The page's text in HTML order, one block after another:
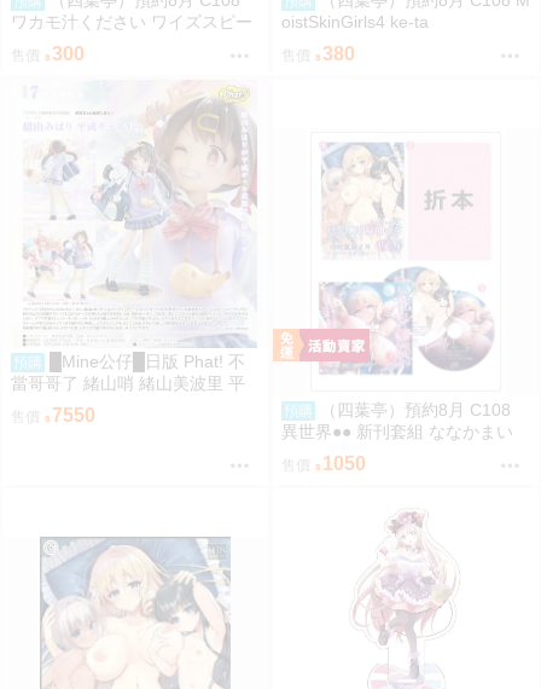
ワカモ汁ください ワイズスピー
售價 300
oistSkinGirls4 ke-ta
售價 380
預購
█Mine公仔█日版 Phat! 不
當哥哥了 緒山哨 緒山美波里 平
成辣妹 1/6 PVC D9283
售價 7550 預購
（四葉亭）預約8月 C108
異世界●● 新刊套組 ななかまい
售價 1050